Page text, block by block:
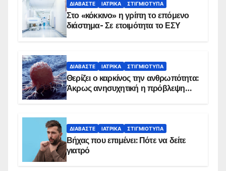
ΔΙΑΒΆΣΤΕ ΙΑΤΡΙΚΆ ΣΤΙΓΜΙΌΤΥΠΑ
Στο «κόκκινο» η γρίπη το επόμενο
διάστημα- Σε ετοιμότητα το ΕΣΥ
ΔΙΑΒΆΣΤΕ ΙΑΤΡΙΚΆ ΣΤΙΓΜΙΌΤΥΠΑ
Θερίζει ο καρκίνος την ανθρωπότητα:
Άκρως ανησυχητική η πρόβλεψη…
ΔΙΑΒΆΣΤΕ ΙΑΤΡΙΚΆ ΣΤΙΓΜΙΌΤΥΠΑ
Βήχας που επιμένει: Πότε να δείτε
γιατρό